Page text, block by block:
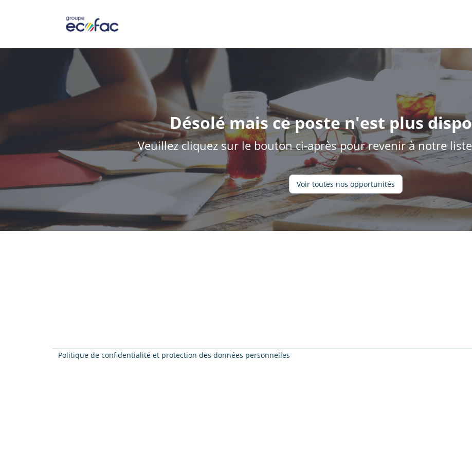
Désolé mais ce poste n'est plus
Veuillez cliquez sur le bouton ci-après pour revenir à notre
Voir toutes nos opportunités
Politique de confidentialité et protection des données personnelles